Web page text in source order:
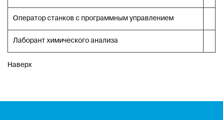
Оператор станков с программным управлением
Лаборант химического анализа
Наверх